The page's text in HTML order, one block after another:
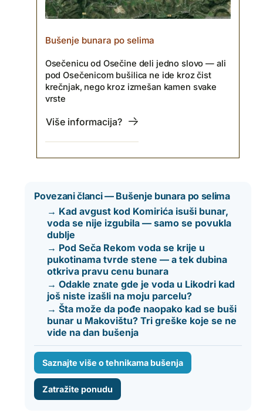
Bušenje bunara po selima
Osečenicu od Osečine deli jedno slovo — ali
pod Osečenicom bušilica ne ide kroz čist
krečnjak, nego kroz izmešan kamen svake
vrste
Više informacija?
Povezani članci — Bušenje bunara po selima
→ Kad avgust kod Komirića isuši bunar,
voda se nije izgubila — samo se povukla
dublje
→ Pod Seča Rekom voda se krije u
pukotinama tvrde stene — a tek dubina
otkriva pravu cenu bunara
→ Odakle znate gde je voda u Likodri kad
još niste izašli na moju parcelu?
→ Šta može da pođe naopako kad se buši
bunar u Makovištu? Tri greške koje se ne
vide na dan bušenja
Saznajte više o tehnikama bušenja
Zatražite ponudu